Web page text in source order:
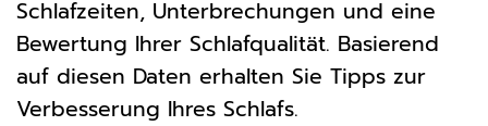
Schlafzeiten, Unterbrechungen und eine
Bewertung Ihrer Schlafqualität. Basierend
auf diesen Daten erhalten Sie Tipps zur
Verbesserung Ihres Schlafs.